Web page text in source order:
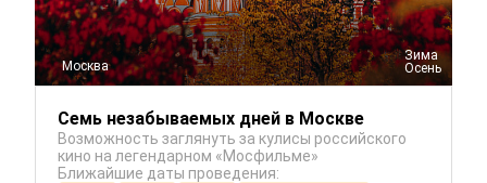
Москва
Зима
Осень
Семь незабываемых дней в Москве
Возможность заглянуть за кулисы российского
кино на легендарном «Мосфильме»
Ближайшие даты проведения: